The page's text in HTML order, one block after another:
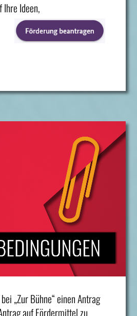
Ideen,
„Zur Bühne“ einen Antrag
auf Fördermittel zu